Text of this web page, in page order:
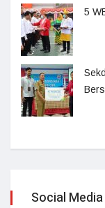
5
Social Media